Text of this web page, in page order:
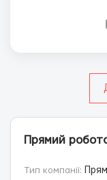
отрыва от семьи
Прямий
Тип компанії: